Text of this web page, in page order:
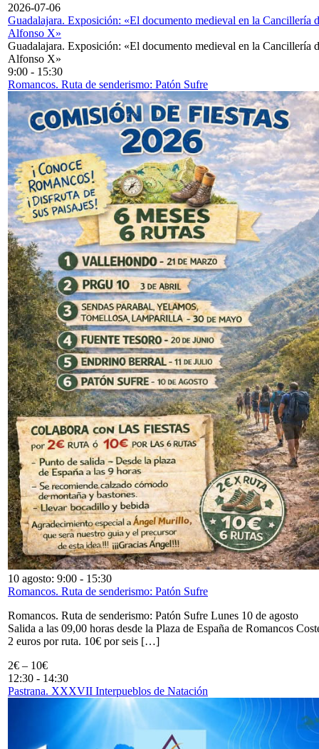
2026-07-06
Guadalajara. Exposición: «El documento medieval en la Cancillería
Alfonso X»
Guadalajara. Exposición: «El documento medieval en la Cancillería
Alfonso X»
9:00 - 15:30
Romancos. Ruta de senderismo: Patón Sufre
10 agosto: 9:00 - 15:30
Romancos. Ruta de senderismo: Patón Sufre
Romancos. Ruta de senderismo: Patón Sufre Lunes 10 de agosto
Salida a las 09,00 horas desde la Plaza de España de Romancos
2 euros por ruta. 10€ por seis […]
2€ – 10€
12:30 - 14:30
Pastrana. XXXVII Interpueblos de Natación